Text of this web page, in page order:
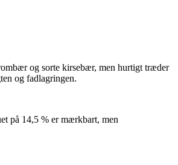
og sorte kirsebær, men hurtigt træder
og fadlagringen.
på 14,5 % er mærkbart, men